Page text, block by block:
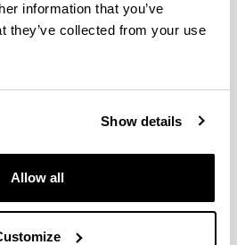
information that you’ve
they’ve collected from your use
Show details
Allow all
Eskolan 10 Enpresa
eta bertan ere praktikak
Eskolatik atera beharrik
Eskolako webgunean aurkituko